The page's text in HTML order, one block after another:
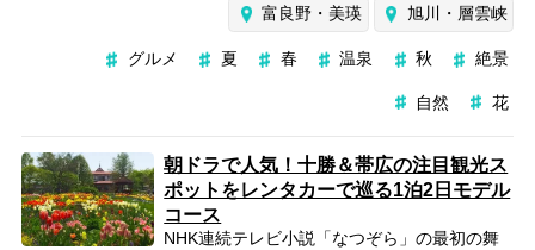
富良野・美瑛
旭川・層雲峡
グルメ 夏 春 温泉 秋 絶景
自然 花
朝ドラで人気！十勝＆帯広の注目観光ス
ポットをレンタカーで巡る1泊2日モデル
コース
NHK連続テレビ小説「なつぞら」の最初の舞